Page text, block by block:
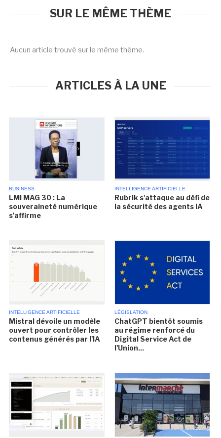
SUR LE MÊME THÈME
Aucun article trouvé sur le même thème.
ARTICLES À LA UNE
BUSINESS
LMI MAG 30 : La
souveraineté numérique
s'affirme
INTELLIGENCE ARTIFICIELLE
Rubrik s'attaque au défi de
la sécurité des agents IA
INTELLIGENCE ARTIFICIELLE
Mistral dévoile un modèle
ouvert pour contrôler les
contenus générés par l'IA
LÉGISLATION
ChatGPT bientôt soumis
au régime renforcé du
Digital Service Act de
l'Union...